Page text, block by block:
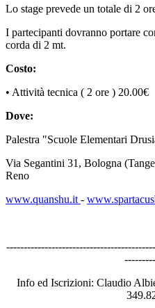
Lo stage prevede un totale di 2
I partecipanti dovranno portare
corda di 2 mt.
Costo:
• Attività tecnica ( 2 ore ) 20.00€
Dove:
Palestra "Scuole Elementari
Via Segantini 31, Bologna
Reno
www.quanshu.it -
Info ed Iscrizioni: Claudio